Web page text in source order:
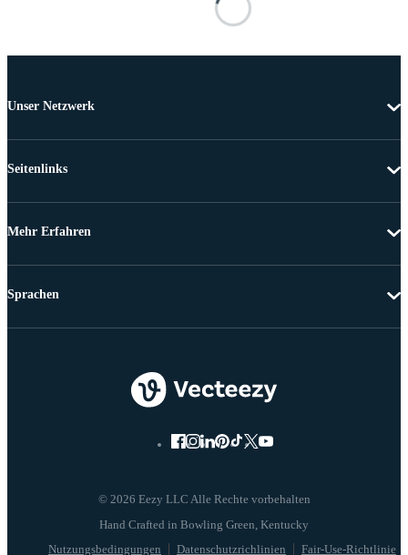
Unser Netzwerk
Seitenlinks
Mehr Erfahren
© 2026 Eezy LLC Alle Rechte vorbehalten
Nutzungsbedingungen Datenschutzrichlinien Fair-Use-Richtlinie
Sprachen